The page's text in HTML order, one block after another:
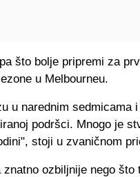
što bolje pripremi za
u Melbourneu.
u narednim sedmicama
podršci. Mnogo je
stoji u zvaničnom
ozbiljnije nego što